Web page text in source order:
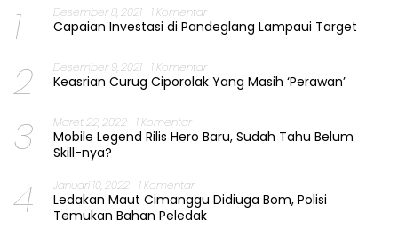
1 Desember 8, 2021 1 Komentar
Capaian Investasi di Pandeglang Lampaui Target
2 Desember 9, 2021 1 Komentar
Keasrian Curug Ciporolak Yang Masih ‘Perawan’
3 Maret 22, 2022 1 Komentar
Mobile Legend Rilis Hero Baru, Sudah Tahu Belum
Skill-nya?
4 Januari 10, 2022 1 Komentar
Ledakan Maut Cimanggu Didiuga Bom, Polisi
Temukan Bahan Peledak